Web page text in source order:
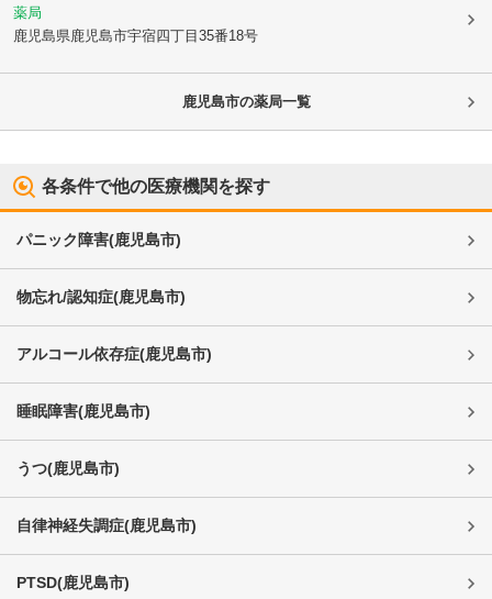
薬局
鹿児島県鹿児島市宇宿四丁目35番18号
鹿児島市の薬局一覧
各条件で他の医療機関を探す
パニック障害(鹿児島市)
物忘れ/認知症(鹿児島市)
アルコール依存症(鹿児島市)
睡眠障害(鹿児島市)
うつ(鹿児島市)
自律神経失調症(鹿児島市)
PTSD(鹿児島市)